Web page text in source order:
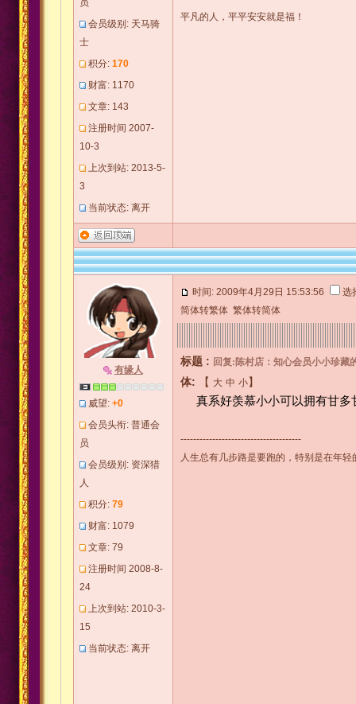
员
会员级别: 天马骑
士
积分: 170
财富: 1170
文章: 143
注册时间 2007-
10-3
上次到站: 2013-5-
3
当前状态: 离开
平凡的人，平平安安就是福！
有缘人
威望: +0
会员头衔: 普通会
员
会员级别: 资深猎
人
积分: 79
财富: 1079
文章: 79
注册时间 2008-8-
24
上次到站: 2010-3-
15
当前状态: 离开
时间: 2009年4月29日 15:53:56
选
简体转繁体 繁体转简体
标题 : 回复:陈村店：知心会员小小珍藏
体: 【 大 中 小】
真系好羡慕小小可以拥有甘多
--------------------------------------
人生总有几步路是要跑的，特别是在年